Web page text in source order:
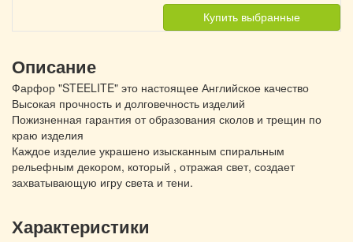
Купить выбранные
Описание
Фарфор "STEELITE" это настоящее Английское качество
Высокая прочность и долговечность изделий
Пожизненная гарантия от образования сколов и трещин по
краю изделия
Каждое изделие украшено изысканным спиральным
рельефным декором, который , отражая свет, создает
захватывающую игру света и тени.
Характеристики